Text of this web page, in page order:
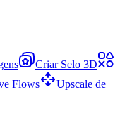
Criar Selo 3D
Flows
Upscale de